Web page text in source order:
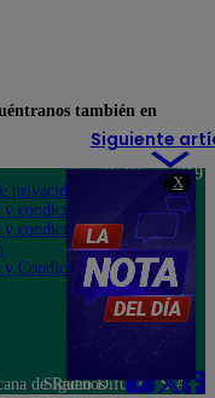
X
Siguiente
también en
privacidad
condiciones
condiciones
Condiciones
Teléfono: 219
Av. San
Felipe 968
Jesús María
de Radio Difusión S.A.
Síguenos